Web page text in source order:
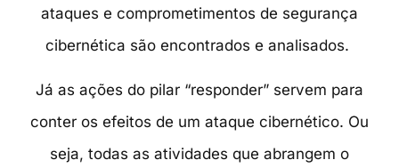
ataques e comprometimentos de segurança
cibernética são encontrados e analisados.
Já as ações do pilar “responder” servem para
conter os efeitos de um ataque cibernético. Ou
seja, todas as atividades que abrangem o